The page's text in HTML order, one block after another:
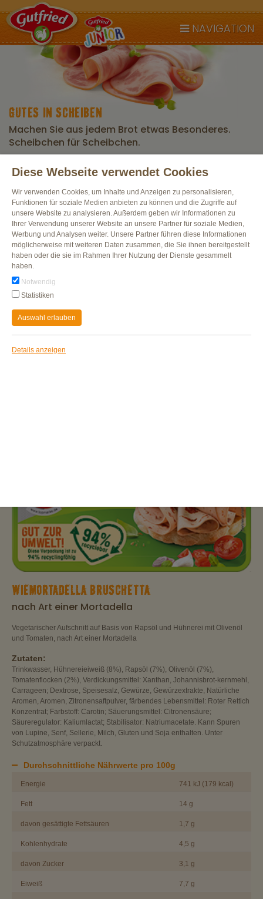
NAVIGATION
GUTES IN SCHEIBEN
Machen Sie aus jedem Brot etwas Besonderes.
Scheibchen für Scheibchen.
WIEMORTADELLA BRUSCHETTA
nach Art einer Mortadella
Vegetarischer Aufschnitt auf Basis von Rapsöl und Hühnerei mit Olivenöl
und Tomaten, nach Art einer Mortadella
Zutaten:
Trinkwasser, Hühnereieiweiß (8%), Rapsöl (7%), Olivenöl (7%),
Tomatenflocken (2%), Verdickungsmittel: Xanthan, Johannisbrot-kernmehl,
Carrageen; Dextrose, Speisesalz, Gewürze, Gewürzextrakte, Natürliche
Aromen, Aromen, Zitronensaftpulver, färbendes Lebensmittel: Roter Rettich
Konzentrat; Farbstoff: Carotin; Säuerungsmittel: Citronensäure;
Säureregulator: Kaliumlactat; Stabilisator: Natriumacetate. Kann Spuren
von Lupine, Senf, Sellerie, Milch, Gluten und Soja enthalten. Unter
Schutzatmosphäre verpackt.
Durchschnittliche Nährwerte pro 100g
Energie 741 kJ (179 kcal)
Fett 14 g
davon gesättigte Fettsäuren 1,7 g
Kohlenhydrate 4,5 g
davon Zucker 3,1 g
Eiweiß 7,7 g
Diese Webseite verwendet Cookies
Wir verwenden Cookies, um Inhalte und Anzeigen zu personalisieren,
Funktionen für soziale Medien anbieten zu können und die Zugriffe auf
unsere Website zu analysieren. Außerdem geben wir Informationen zu
Ihrer Verwendung unserer Website an unsere Partner für soziale Medien,
Werbung und Analysen weiter. Unsere Partner führen diese Informationen
möglicherweise mit weiteren Daten zusammen, die Sie ihnen bereitgestellt
haben oder die sie im Rahmen Ihrer Nutzung der Dienste gesammelt
haben.
Notwendig
Statistiken
Auswahl erlauben
Details anzeigen